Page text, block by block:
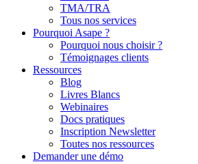
TMA/TRA
Tous nos services
Pourquoi Asape ?
Pourquoi nous choisir ?
Témoignages clients
Ressources
Blog
Livres Blancs
Webinaires
Docs pratiques
Inscription Newsletter
Toutes nos ressources
Demander une démo